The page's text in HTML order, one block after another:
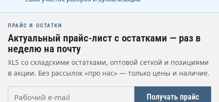
ПРАЙС И ОСТАТКИ
Актуальный прайс-лист с остатками — раз в
неделю на почту
XLS со складскими остатками, оптовой сеткой и позициями
в акции. Без рассылок «про нас» — только цены и наличие.
Получать прайс